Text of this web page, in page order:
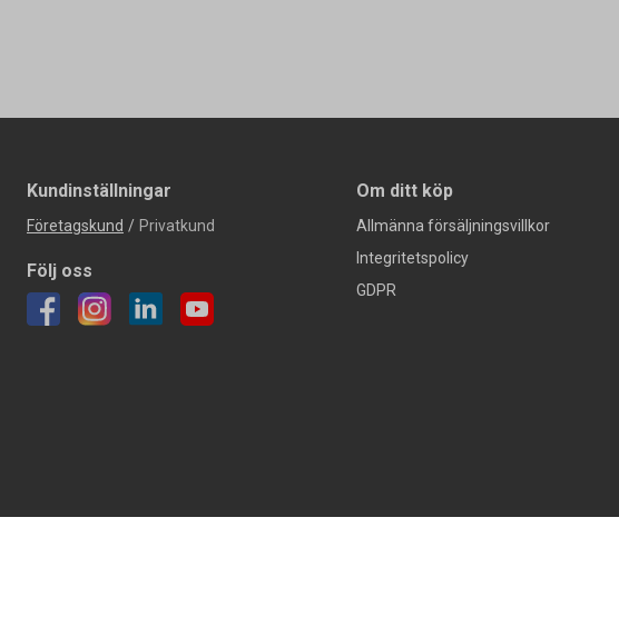
Kundinställningar
Företagskund / Privatkund
Följ oss
Om ditt köp
Allmänna försäljningsvillkor
Integritetspolicy
GDPR